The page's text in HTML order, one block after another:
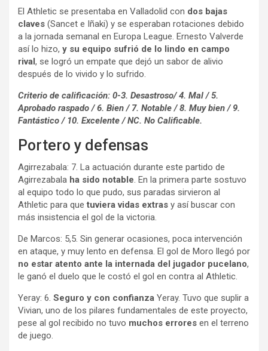
El Athletic se presentaba en Valladolid con dos bajas
claves (Sancet e Iñaki) y se esperaban rotaciones debido
a la jornada semanal en Europa League. Ernesto Valverde
así lo hizo, y su equipo sufrió de lo lindo en campo
rival , se logró un empate que dejó un sabor de alivio
después de lo vivido y lo sufrido.
Criterio de calificación: 0-3. Desastroso/ 4. Mal / 5.
Aprobado raspado / 6. Bien / 7. Notable / 8. Muy bien / 9.
Fantástico / 10. Excelente / NC. No Calificable.
Portero y defensas
Agirrezabala: 7. La actuación durante este partido de
Agirrezabala ha sido notable. En la primera parte sostuvo
al equipo todo lo que pudo, sus paradas sirvieron al
Athletic para que tuviera vidas extras y así buscar con
más insistencia el gol de la victoria.
De Marcos: 5,5. Sin generar ocasiones, poca intervención
en ataque, y muy lento en defensa. El gol de Moro llegó por
no estar atento ante la internada del jugador pucelano,
le ganó el duelo que le costó el gol en contra al Athletic.
Yeray: 6. Seguro y con confianza Yeray. Tuvo que suplir a
Vivian, uno de los pilares fundamentales de este proyecto,
pese al gol recibido no tuvo muchos errores en el terreno
de juego.